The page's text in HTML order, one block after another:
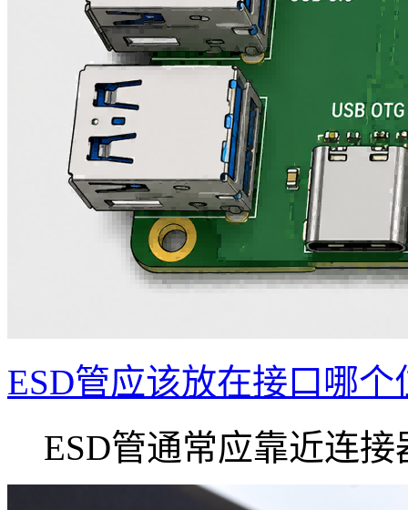
ESD管应该放在接口哪个
ESD管通常应靠近连接